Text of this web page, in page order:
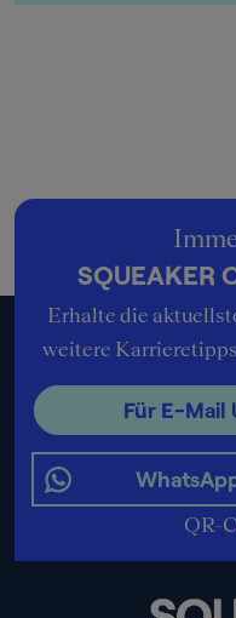
Erhalte die
weitere
Für E-Mail
QR-